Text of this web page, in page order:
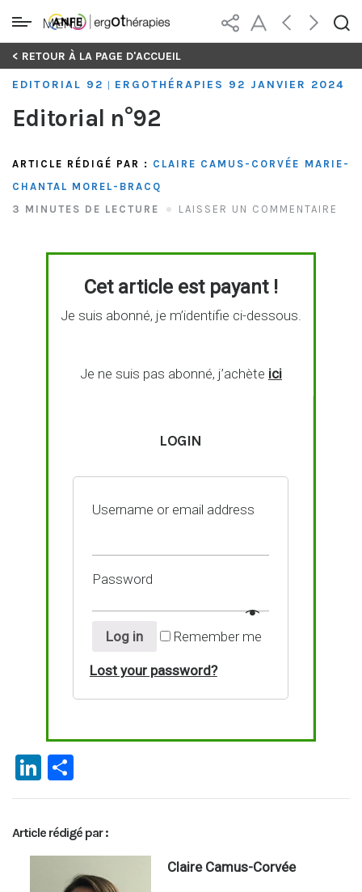
Skip
MENU
< RETOUR À LA PAGE D'ACCUEIL
EDITORIAL 92 ERGOTHÉRAPIES 92 JANVIER 2024
Editorial n°92
ARTICLE RÉDIGÉ PAR : CLAIRE CAMUS-CORVÉE MARIE-
CHANTAL MOREL-BRACQ
3 MINUTES DE LECTURE
LAISSER UN COMMENTAIRE
Cet article est payant !
Je suis abonné, je m’identifie ci-dessous.
Je ne suis pas abonné, j’achète ici
LOGIN
Username or email address
Password
Log in Remember me
Lost your password?
Li
n
ke
dI
ar
ta
g
er
Article rédigé par :
Claire Camus-Corvée